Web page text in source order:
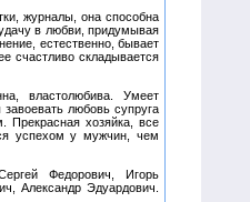
журналы, она способна
в любви, придумывая
естественно, бывает
счастливо складывается
властолюбива. Умеет
любовь супруга
Прекрасная хозяйка, все
успехом у мужчин, чем
Федорович, Игорь
Александр Эдуардович.